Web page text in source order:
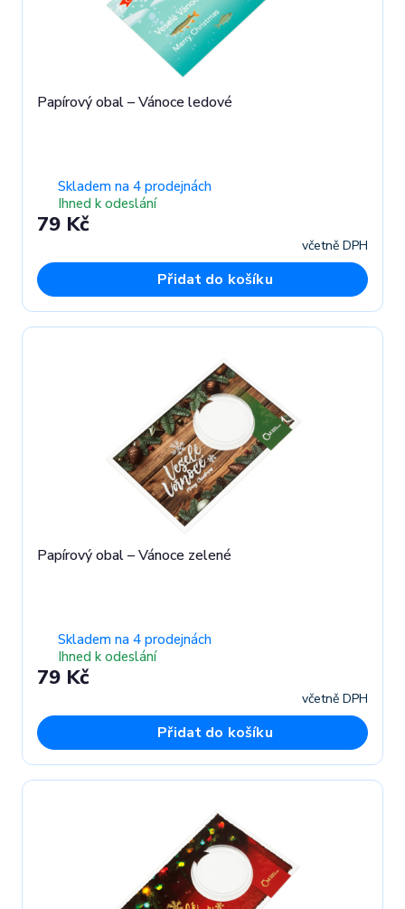
Papírový obal – Vánoce ledové
Skladem na 4 prodejnách
Ihned k odeslání
79 Kč
včetně DPH
Přidat do košíku
Papírový obal – Vánoce zelené
Skladem na 4 prodejnách
Ihned k odeslání
79 Kč
včetně DPH
Přidat do košíku